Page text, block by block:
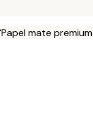
Papel mate premium